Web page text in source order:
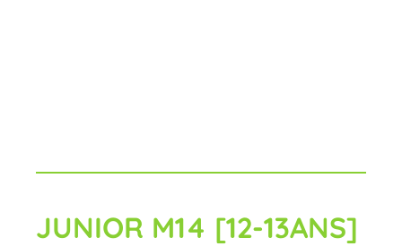
JUNIOR M14 [12-13ANS]